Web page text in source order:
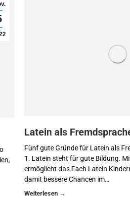
Latein als
Fünf gute Gründe für Latein als
1. Latein steht für gute Bildung.
ermöglicht das Fach Latein
damit bessere Chancen im…